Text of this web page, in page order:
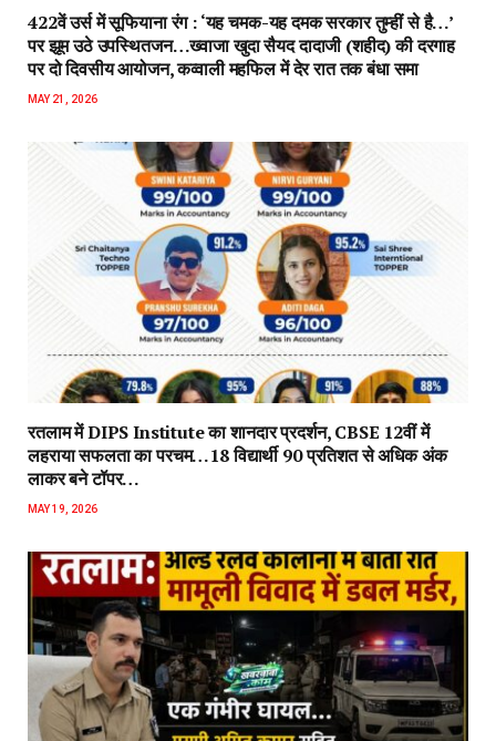
422वें उर्स में सूफियाना रंग : ‘यह चमक-यह दमक सरकार तुम्हीं से है…’
पर झूम उठे उपस्थितजन…ख्वाजा खुदा सैयद दादाजी (शहीद) की दरगाह
पर दो दिवसीय आयोजन, कव्वाली महफिल में देर रात तक बंधा समा
MAY 21, 2026
रतलाम में DIPS Institute का शानदार प्रदर्शन, CBSE 12वीं में
लहराया सफलता का परचम…18 विद्यार्थी 90 प्रतिशत से अधिक अंक
लाकर बने टॉपर…
MAY 19, 2026